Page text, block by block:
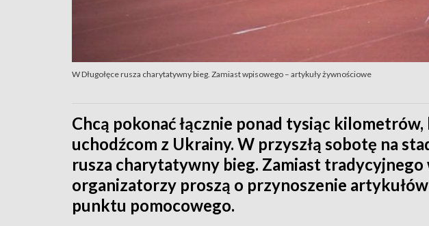
W Długołęce rusza charytatywny bieg. Zamiast wpisowego – artykuły żywnościowe
Chcą pokonać łącznie ponad tysiąc kilometrów,
uchodźcom z Ukrainy. W przyszłą sobotę na
rusza charytatywny bieg. Zamiast tradycyjnego
organizatorzy proszą o przynoszenie
punktu pomocowego.